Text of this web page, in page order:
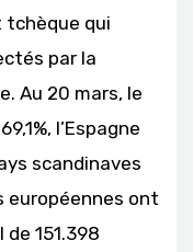
tchèque qui
par la
Au 20 mars, le
l’Espagne
scandinaves
européennes ont
151.398